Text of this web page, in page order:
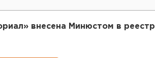
внесена Минюстом в реестр